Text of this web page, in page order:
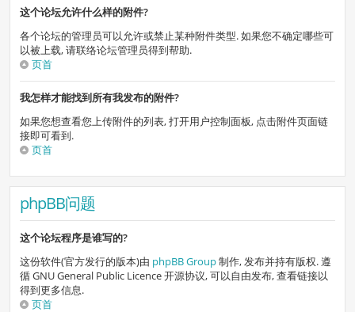
这个论坛允许什么样的附件?
各个论坛的管理员可以允许或禁止某种附件类型. 如果您不确定哪些可
以被上载, 请联络论坛管理员得到帮助.
页首
我怎样才能找到所有我发布的附件?
如果您想查看您上传附件的列表, 打开用户控制面板, 点击附件页面链
接即可看到.
页首
phpBB问题
这个论坛程序是谁写的?
这份软件(官方发行的版本)由 phpBB Group制作, 发布并持有版权. 遵
循 GNU General Public Licence 开源协议, 可以自由发布, 查看链接以
得到更多信息.
页首